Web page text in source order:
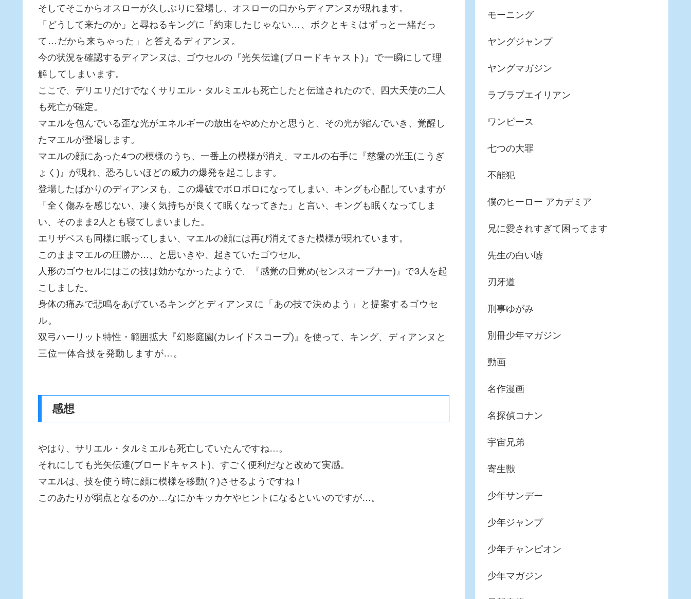
そしてそこからオスローが久しぶりに登場し、オスローの口からディアンヌが現れます。
「どうして来たのか」と尋ねるキングに「 約束したじゃない…、ボクとキミはずっと一緒だっ
て…だから来ちゃった」と答えるディアンヌ。
今の状況を確認するディアンヌは、ゴウセルの『光矢伝達(ブロードキャスト)』で一瞬にして理
解してしまいます。
ここで、デリエリだけでなくサリエル・タルミエルも死亡したと伝達されたので、四大天使の二人
も死亡が確定。
マエルを包んでいる歪な光がエネルギーの放出をやめたかと思うと、その光が縮んでいき、覚醒し
たマエルが登場します。
マエルの顔にあった4つの模様のうち、一番上の模様が消え、マエルの右手に『慈愛の光玉(こうぎ
ょく)』が現れ、恐ろしいほどの威力の爆発を起こします。
登場したばかりのディアンヌも、この爆破でボロボロになってしまい、キングも心配していますが
「全く傷みを感じない、凄く気持ちが良くて眠くなってきた」と言い、キングも眠くなってしま
い、そのまま2人とも寝てしまいました。
エリザベスも同様に眠ってしまい、マエルの顔には再び消えてきた模様が現れています。
このままマエルの圧勝か…、と思いきや、起きていたゴウセル。
人形のゴウセルにはこの技は効かなかったようで、『感覚の目覚め(センスオーブナー)』で3人を起
こしました。
身体の痛みで悲鳴をあげているキングとディアンヌに「あの技で決めよう」と提案するゴウセ
ル。
双弓ハーリット特性・範囲拡大『幻影庭園(カレイドスコープ)』を使って、 キング、ディアンヌと
三位一体合技を発動しますが…。
感想
やはり、サリエル・タルミエルも死亡していたんですね…。
それにしても光矢伝達(ブロードキャスト)、すごく便利だなと改めて実感。
マエルは、技を使う時に顔に模様を移動(？)させるようですね！
このあたりが弱点となるのか…なにかキッカケやヒントになるといいのですが…。
モーニング
ヤングジャンプ
ヤングマガジン
ラブラブエイリアン
ワンピース
七つの大罪
不能犯
僕のヒーロー アカデミア
兄に愛されすぎて困ってます
先生の白い嘘
刃牙道
刑事ゆがみ
別冊少年マガジン
動画
名作漫画
名探偵コナン
宇宙兄弟
寄生獣
少年サンデー
少年ジャンプ
少年チャンピオン
少年マガジン